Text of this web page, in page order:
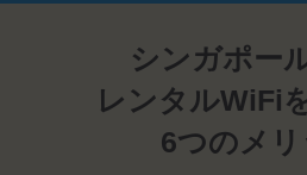
シンガポー
レンタルWiFi
6つのメ